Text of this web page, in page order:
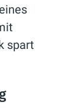
spart